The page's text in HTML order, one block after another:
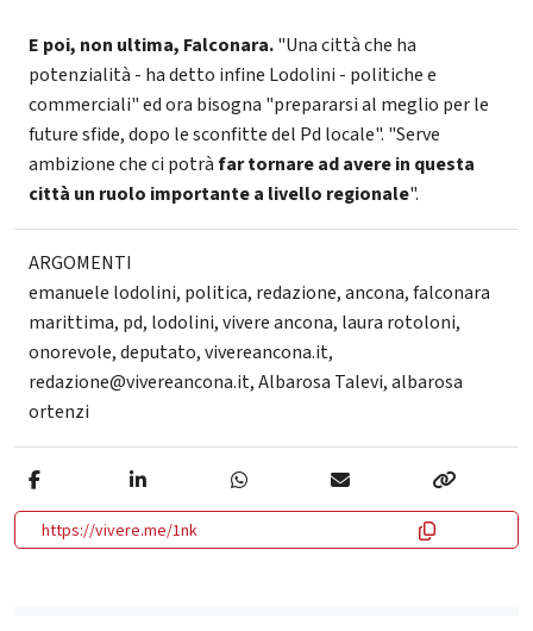
E poi, non ultima, Falconara."Una città che ha
potenzialità - ha detto infine Lodolini - politiche e
commerciali" ed ora bisogna "prepararsi al meglio per le
future sfide, dopo le sconfitte del Pd locale". "Serve
ambizione che ci potràfar tornare ad avere in questa
città un ruolo importante a livello regionale".
ARGOMENTI
emanuele lodolini, politica, redazione,ancona,falconara
marittima, pd, lodolini,vivere ancona, laura rotoloni,
onorevole,deputato,vivereancona.it,
redazione@vivereancona.it,Albarosa Talevi,albarosa
ortenzi
https://vivere.me/1nk